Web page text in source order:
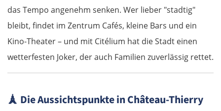
das Tempo angenehm senken. Wer lieber "stadtig"
bleibt, findet im Zentrum Cafés, kleine Bars und ein
Kino-Theater – und mit Citélium hat die Stadt einen
wetterfesten Joker, der auch Familien zuverlässig rettet.
🗼 Die Aussichtspunkte in Château-Thierry
La Spezia
Cinque Terre